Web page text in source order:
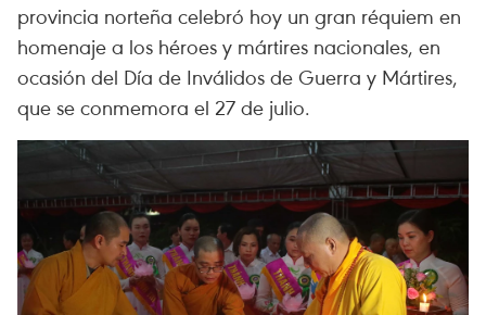
provincia norteña celebró hoy un gran réquiem en
homenaje a los héroes y mártires nacionales, en
ocasión del Día de Inválidos de Guerra y Mártires,
que se conmemora el 27 de julio.